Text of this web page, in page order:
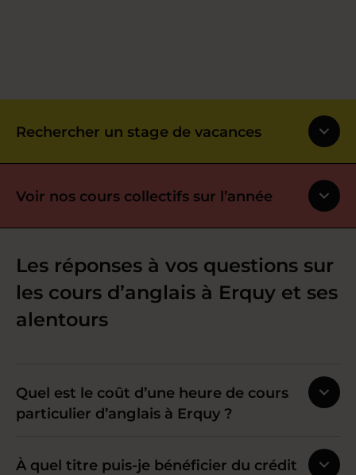
Rechercher un stage de vacances
Voir nos cours collectifs sur l’année
Les réponses à vos questions sur
les cours d’anglais à Erquy et ses
alentours
Quel est le coût d’une heure de cours
particulier d’anglais à Erquy ?
À quel titre puis-je bénéficier du crédit